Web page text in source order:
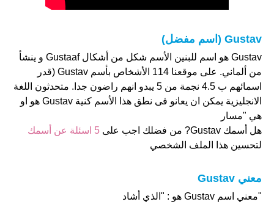
Gustav (اسم مفضل)
Gustav هو اسم للبنين الأسم شكل من أشكال Gustaaf و ينشأ
من ألماني. على موقعنا 114 الأشخاص بأسم Gustav (قدر
اسمائهم ب 4.5 نجمة من 5 يبدو انهم راضون جدا. متحدثون اللغة
الانجليزية يمكن ان يعانو فى نطق هذا الأسم كنية Gustav هو او
هي "مسار
هل أسمك Gustav? من فضلك اجب على
5 اسئلة عن أسمك
لتحسين هذا الملف الشخصي
معني Gustav
"معني اسم Gustav هو : "الذي أشاد